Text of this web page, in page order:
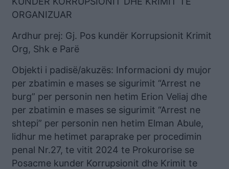
ORGANIZUAR
Ardhur prej: Gj. Pos kundër Korrupsionit Krimit
Org, Shk e Parë
Objekti i padisë/akuzës: Informacioni dy mujor
per zbatimin e mases se sigurimit “Arrest ne
burg” per personin nen hetim Erion Veliaj dhe
per zbatimin e mases se sigurimit “Arrest ne
shtepi” per personin nen hetim Elman Abule,
lidhur me hetimet paraprake per procedimin
penal Nr.27, te vitit 2024 te Prokurorise se
Posacme kunder Korrupsionit dhe Krimit te